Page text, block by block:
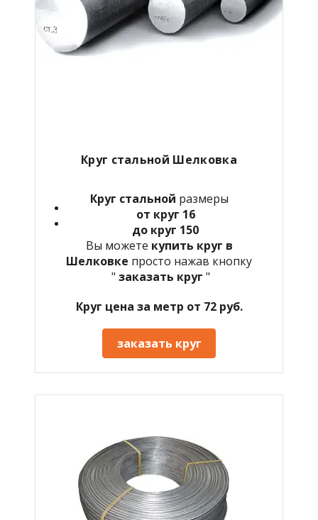
Круг стальной Шелковка
Круг стальной размеры
от круг 16
до круг 150
Вы можете купить круг в
Шелковке просто нажав кнопку
" заказать круг "
Круг цена за метр от 72 руб.
заказать круг